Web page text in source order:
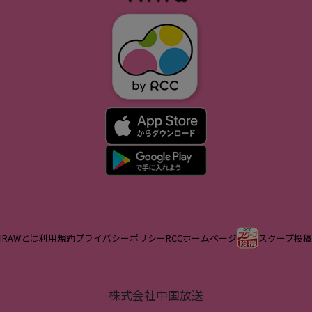
IRAWとは利用規約プライバシーポリシーRCCホームページ スクープ投稿
株式会社中国放送